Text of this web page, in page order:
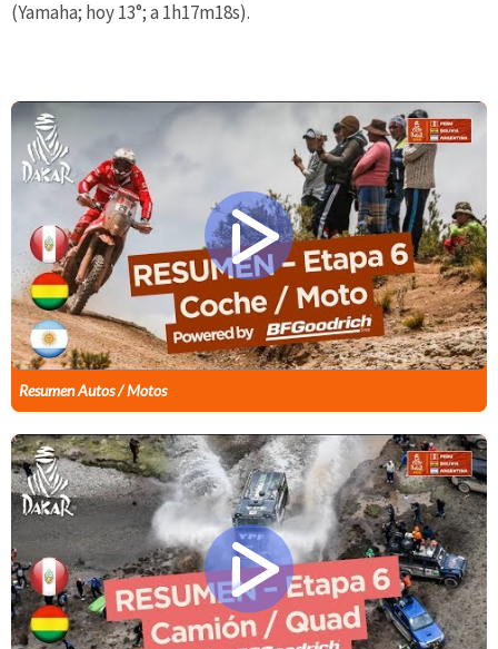
(Yamaha; hoy 13°; a 1h17m18s).
Resumen Autos / Motos